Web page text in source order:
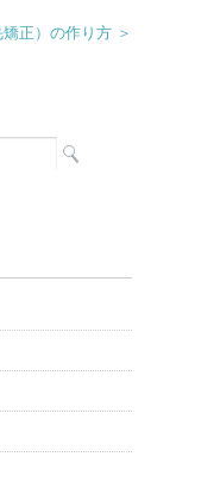
正）の作り方 ＞